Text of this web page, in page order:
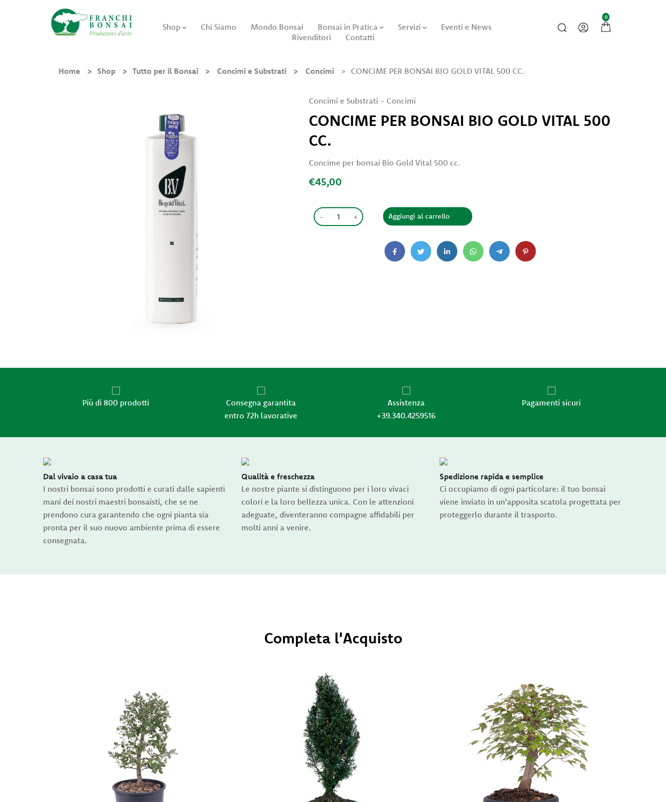
Shop Chi Siamo Mondo Bonsai Bonsai in Pratica Servizi
Eventi e News
Rivenditori
Contatti
0
Home Shop Tutto per il Bonsai Concimi e Substrati Concimi CONCIME PER BONSAI BIO GOLD VITAL 500 CC.
Concimi e Substrati - Concimi
CONCIME PER BONSAI BIO GOLD VITAL 500
CC.
Concime per bonsai Bio Gold Vital 500 cc.
€45,00
- +
Più di 800 prodotti
Consegna garantita
entro 72h lavorative
Assistenza
+39.340.4259516
Pagamenti sicuri
Dal vivaio a casa tua
I nostri bonsai sono prodotti e curati dalle sapienti
mani dei nostri maestri bonsaisti, che se ne
prendono cura garantendo che ogni pianta sia
pronta per il suo nuovo ambiente prima di essere
consegnata.
Qualità e freschezza
Le nostre piante si distinguono per i loro vivaci
colori e la loro bellezza unica. Con le attenzioni
adeguate, diventeranno compagne affidabili per
molti anni a venire.
Spedizione rapida e semplice
Ci occupiamo di ogni particolare: il tuo bonsai
viene inviato in un'apposita scatola progettata per
proteggerlo durante il trasporto.
Completa l'Acquisto